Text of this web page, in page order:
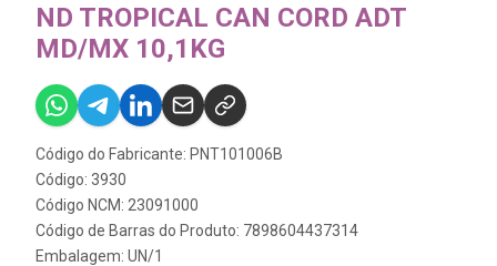
ND TROPICAL CAN CORD ADT
MD/MX 10,1KG
Código do Fabricante: PNT101006B
Código: 3930
Código NCM: 23091000
Código de Barras do Produto: 7898604437314
Embalagem: UN/1